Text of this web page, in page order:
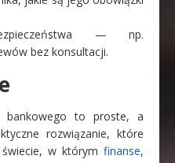
— np.
bez konsultacji.
bankowego to proste, a
rozwiązanie, które
w którym finanse,